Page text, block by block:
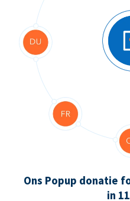
Ons Popup donatie
in